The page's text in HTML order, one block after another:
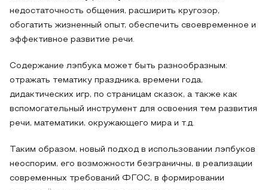
недостаточность общения, расширить кругозор,
обогатить жизненный опыт, обеспечить своевременное и
эффективное развитие речи.
Содержание лэпбука может быть разнообразным:
отражать тематику праздника, времени года,
дидактических игр, по страницам сказок, а также как
вспомогательный инструмент для освоения тем развития
речи, математики, окружающего мира и т.д.
Таким образом, новый подход в использовании лэпбуков
неоспорим, его возможности безграничны, в реализации
современных требований ФГОС, в формировании